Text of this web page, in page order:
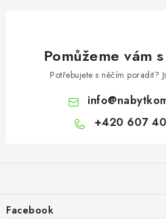
Pomůžeme vám
Potřebujete s něčím poradit?
info@
+420 607
aFacebook